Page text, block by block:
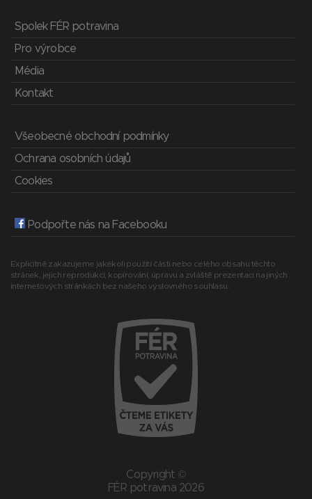
Spolek FÉR potravina
Pro výrobce
Média
Kontakt
Všeobecné obchodní podmínky
Ochrana osobních údajů
Cookies
Podpořte nás na Facebooku
Explicitně zakazujeme jakékoli použití části nebo celého obsahu těchto
stránek, jejich reprodukci, kopírování, úpravu a zvláště prezentaci na jiných
internetových stránkách bez našeho výslovného souhlasu.
Copyright ©
FÉR potravina 2026